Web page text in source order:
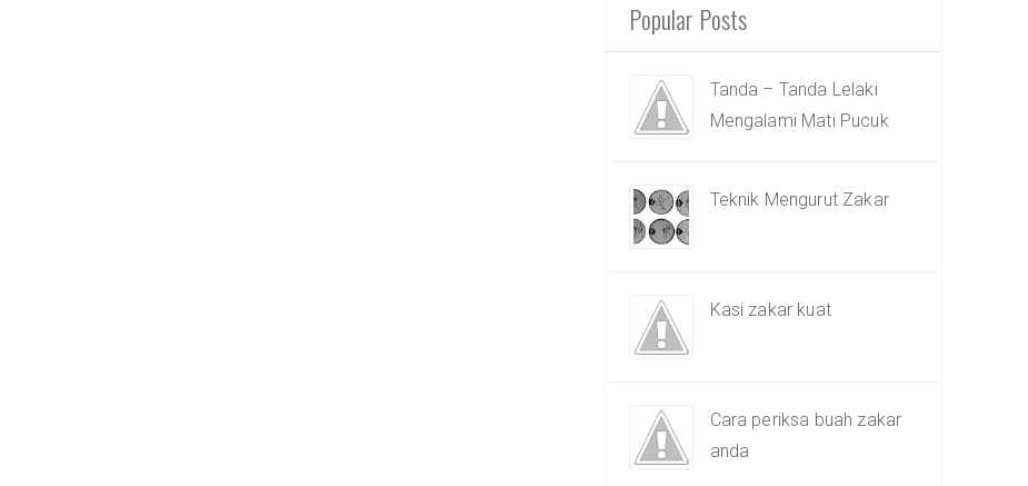
Popular Posts
Tanda – Tanda Lelaki
Mengalami Mati Pucuk
Teknik Mengurut Zakar
Kasi zakar kuat
Cara periksa buah zakar
anda